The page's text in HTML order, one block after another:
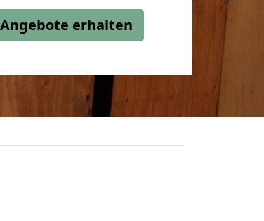
erhalten